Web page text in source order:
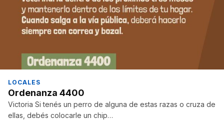
LOCALES
Ordenanza 4400
Victoria Si tenés un perro de alguna de estas razas o cruza de
ellas, debés colocarle un chip…